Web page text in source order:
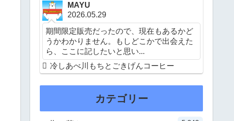
MAYU
2026.05.29
期間限定販売だったので、現在もあるかど
うかわかりません。もしどこかで出会えた
ら、ここに記したいと思い...
冷しあべ川もちとごきげんコーヒー
カテゴリー